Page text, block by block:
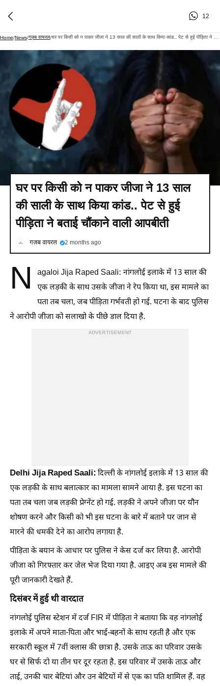
12
Home/News/गज़ब वायरल/
घर पर किसी को न पाकर जीजा ने 13 साल
की साली के साथ किया कांड.. पेट से हुई
पीड़िता ने बताई चौंकाने वाली आपबीती
गज़ब वायरल 2 months ago
N
agaloi Jija Raped Saali: नांगलोई इलाके में 13 साल की
एक लड़की के साथ उसके जीजा ने रेप किया था, इस मामले का
पता तब चला, जब पीड़िता गर्भवती हो गई. घटना के बाद पुलिस
ने आरोपी जीजा को सलाखो के पीछे डाल दिया है.
ADVERTISEMENT
Delhi Jija Raped Saali:दिल्ली के नांगलोई इलाके में 13 साल की
एक लड़की के साथ बलात्कार का मामला सामने आया है. इस घटना का
पता तब चला जब लड़की प्रेग्नेंट हो गई. लड़की ने अपने जीजा पर यौन
शोषण करने और किसी को भी इस घटना के बारे में बताने पर जान से
मारने की धमकी देने का आरोप लगाया है.
पीड़िता के बयान के आधार पर पुलिस ने केस दर्ज कर लिया है. आरोपी
जीजा को गिरफ्तार कर जेल भेज दिया गया है. आइए अब इस मामले की
पूरी जानकारी देखते हैं.
दिसंबर में हुई थी वारदात
नांगलोई पुलिस स्टेशन में दर्ज FIR में पीड़िता ने बताया कि वह नांगलोई
इलाके में अपने माता-पिता और भाई-बहनों के साथ रहती है और एक
सरकारी स्कूल में 7वीं क्लास की छात्रा है. उसके ताऊ का परिवार उसके
घर से सिर्फ दो या तीन घर दूर रहता है. इस परिवार में उसके ताऊ और
ताई, उनकी चार बेटियां और उन बेटियों में से एक का पति शामिल हैं. वह